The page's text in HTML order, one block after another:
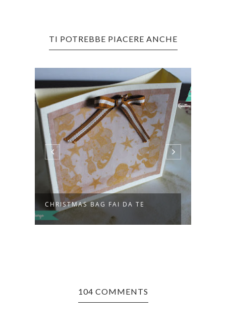
TI POTREBBE PIACERE ANCHE
BAG FAI DA TE BABBO NATALE IN
104 COMMENTS